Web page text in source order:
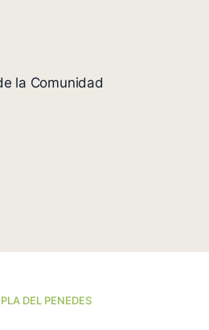
la Comunidad
DEL PENEDES